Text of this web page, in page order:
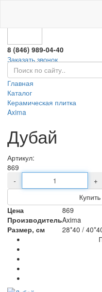
8 (846) 989-04-40
Заказать звонок
Главная
Каталог
Керамическая плитка
Axima
Дубай
Артикул:
869
-
+
Цена
869
ПроизводительAxima
Размер, см
28*40 /